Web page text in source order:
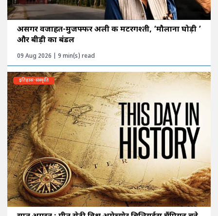
असगर वजाहत-मुजफ्फर अली की मटरगश्ती, ‘मौलाना घोड़ी ’
और बीड़ी का बंडल
09 Aug 2026 | 9 min(s) read
इतिहास-संस्कृति